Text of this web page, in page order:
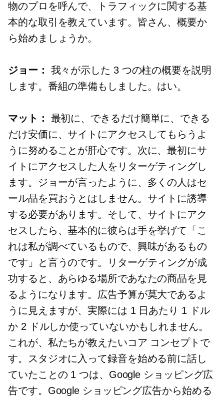
物のプロを呼んで、トラフィックに関する基
本的な取引を教えています。皆さん、概要か
ら始めましょうか。
ジョー：
我々が示した 3 つの柱の概要を説明
します。番組の準備もしました。はい。
マット：
最初に、できるだけ簡単に、できる
だけ安価に、サイトにアクセスしてもらうよ
うに努めることが肝心です。次に、最初にサ
イトにアクセスした人をリターゲティングし
ます。ジョーが言ったように、多くの人はセ
ール品を買おうとはしません。サイトに誘導
する必要があります。そして、サイトにアク
セスしたら、基本的に彼らは手を挙げて「こ
れは私が調べているもので、興味があるもの
です」と言うのです。リターゲティングが成
功すると、あらゆる場所であなたの商品を見
るようになります。広告予算が​​莫大であるよ
うに見えますが、実際には 1 日あたり 1 ドル
か 2 ドルしか使っていないかもしれません。
これが、私たちが教えたいコア コンセプトで
す。スタジオに入って録音を始める前に話し
ていたことの 1 つは、Google ショッピング広
告です。Google ショッピング広告から始める